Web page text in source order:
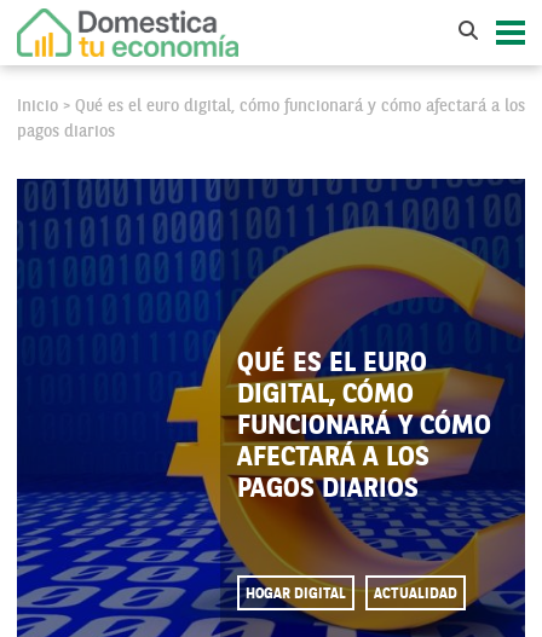
Inicio > Qué es el euro digital, cómo funcionará y cómo afectará a los
pagos diarios
QUÉ ES EL EURO
DIGITAL, CÓMO
FUNCIONARÁ Y CÓMO
AFECTARÁ A LOS
PAGOS DIARIOS
HOGAR DIGITAL ACTUALIDAD